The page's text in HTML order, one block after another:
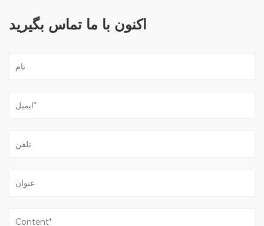
اکنون با ما تماس بگیرید